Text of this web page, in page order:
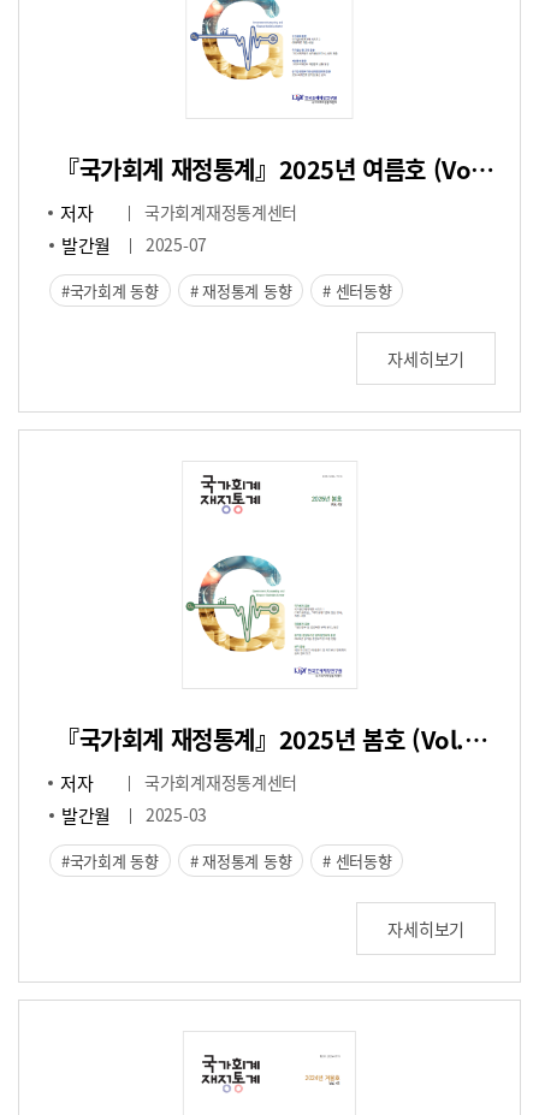
『국가회계 재정통계』2025년 여름호 (Vol.43)
저자 국가회계재정통계센터
발간월 2025-07
국가회계 동향 재정통계 동향 센터동향
자세히보기
『국가회계 재정통계』2025년 봄호 (Vol.42)
저자 국가회계재정통계센터
발간월 2025-03
국가회계 동향 재정통계 동향 센터동향
자세히보기